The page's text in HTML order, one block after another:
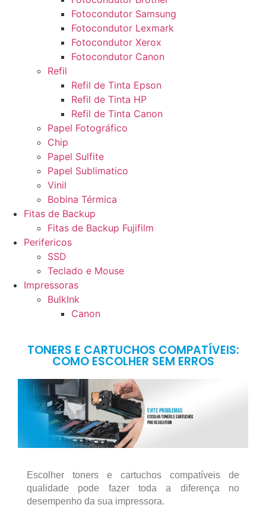
Fotocondutor Samsung
Fotocondutor Lexmark
Fotocondutor Xerox
Fotocondutor Canon
Refil
Refil de Tinta Epson
Refil de Tinta HP
Refil de Tinta Canon
Papel Fotográfico
Chip
Papel Sulfite
Papel Sublimatico
Vinil
Bobina Térmica
Fitas de Backup
Fitas de Backup Fujifilm
Perifericos
SSD
Teclado e Mouse
Impressoras
BulkInk
Canon
TONERS E CARTUCHOS COMPATÍVEIS:
COMO ESCOLHER SEM ERROS
Escolher toners e cartuchos compatíveis de
qualidade pode fazer toda a diferença no
desempenho da sua impressora.